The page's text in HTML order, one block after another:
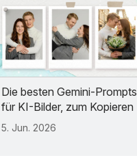
Die besten Gemini-Prompts
für KI-Bilder, zum Kopieren
5. Jun. 2026